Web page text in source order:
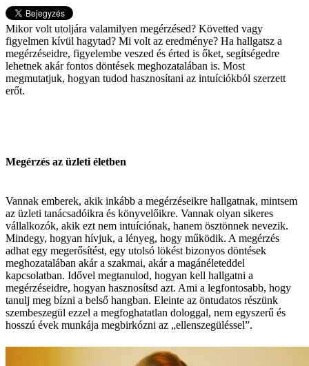
Mikor volt utoljára valamilyen megérzésed? Követted vagy
figyelmen kívül hagytad? Mi volt az eredménye? Ha hallgatsz a
megérzéseidre, figyelembe veszed és érted is őket, segítségedre
lehetnek akár fontos döntések meghozatalában is. Most
megmutatjuk, hogyan tudod hasznosítani az intuíciókból szerzett
erőt.
Megérzés az üzleti életben
Vannak emberek, akik inkább a megérzéseikre hallgatnak, mintsem
az üzleti tanácsadóikra és könyvelőikre. Vannak olyan sikeres
vállalkozók, akik ezt nem intuíciónak, hanem ösztönnek nevezik.
Mindegy, hogyan hívjuk, a lényeg, hogy működik. A megérzés
adhat egy megerősítést, egy utolsó lökést bizonyos döntések
meghozatalában akár a szakmai, akár a magánéleteddel
kapcsolatban. Idővel megtanulod, hogyan kell hallgatni a
megérzéseidre, hogyan hasznosítsd azt. Ami a legfontosabb, hogy
tanulj meg bízni a belső hangban. Eleinte az öntudatos részünk
szembeszegül ezzel a megfoghatatlan dologgal, nem egyszerű és
hosszú évek munkája megbirkózni az „ellenszegüléssel”.